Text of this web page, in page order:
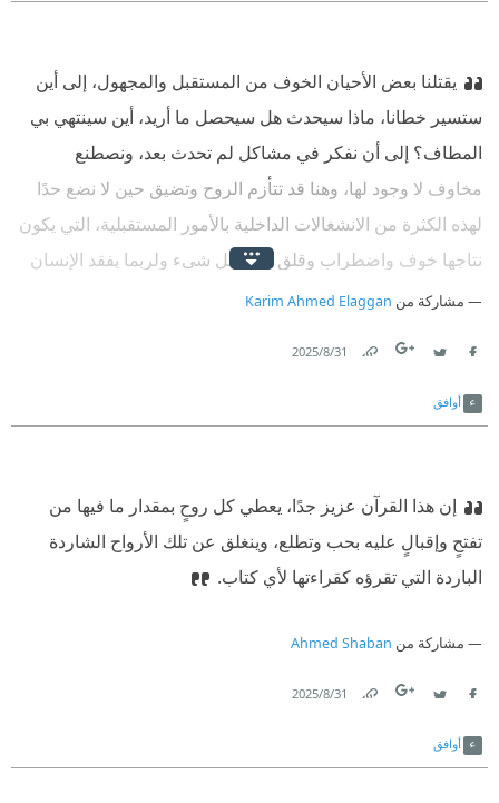
يقتلنا بعض الأحيان الخوف من المستقبل والمجهول، إلى أين
ستسير خطانا، ماذا سيحدث هل سيحصل ما أريد، أين سينتهي بي
المطاف؟ إلى أن نفكر في مشاكل لم تحدث بعد، ونصطنع
مخاوف لا وجود لها، وهنا قد تتأزم الروح وتضيق حين لا نضع حدًا
لهذه الكثرة من الانشغالات الداخلية بالأمور المستقبلية، التي يكون
نتاجها خوف واضطراب وقلق على كل شيء ولربما يفقد الإنسان
روحه، ويموت لديه الشغف ويشعر بأنه ميت، مشتت لا يدري ماذا
مشاركة من Karim Ahmed Elaggan
31‏/8‏/2025
أوافق
إن هذا القرآن عزيز جدًا، يعطي كل روحٍ بمقدار ما فيها من
تفتحٍ وإقبالٍ عليه بحب وتطلع، وينغلق عن تلك الأرواح الشاردة
الباردة التي تقرؤه كقراءتها لأي كتاب.
مشاركة من Ahmed Shaban
31‏/8‏/2025
أوافق